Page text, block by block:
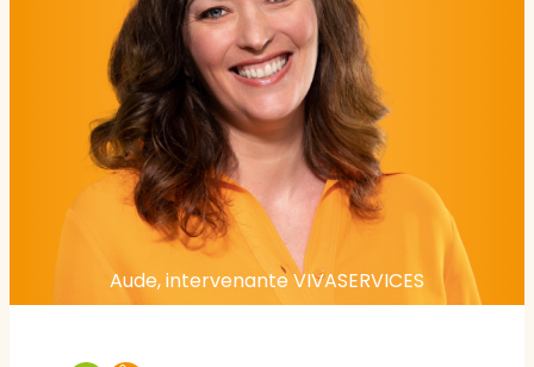
Aude, intervenante VIVASERVICES